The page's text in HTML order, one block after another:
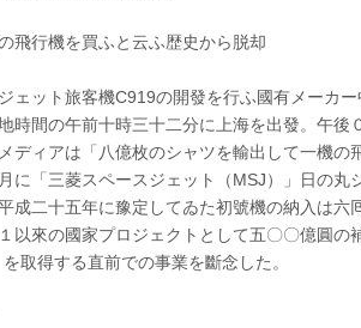
飛行機を買ふと云ふ歴史から脱却
ット旅客機C919の開發を行ふ國有メーカ
時間の午前十時三十二分に上海を出發。午後
ディアは「八億枚のシャツを輸出して一機
に「三菱スペースジェット（MSJ）」日の
成二十五年に豫定してゐた初號機の納入は
以來の國家プロジェクトとして五〇〇億圓
取得する直前での事業を斷念した。